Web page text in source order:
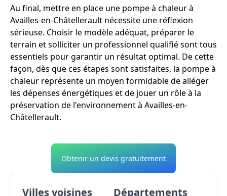
Au final, mettre en place une pompe à chaleur à
Availles-en-Châtellerault nécessite une réflexion
sérieuse. Choisir le modèle adéquat, préparer le
terrain et solliciter un professionnel qualifié sont tous
essentiels pour garantir un résultat optimal. De cette
façon, dès que ces étapes sont satisfaites, la pompe à
chaleur représente un moyen formidable de alléger
les dépenses énergétiques et de jouer un rôle à la
préservation de l'environnement à Availles-en-
Châtellerault.
Obtenir un devis gratuitement
Villes voisines Départements